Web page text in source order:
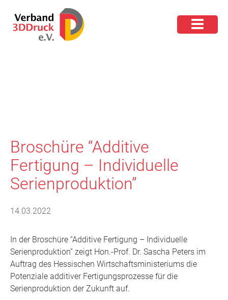
Broschüre “Additive
Fertigung – Individuelle
Serienproduktion”
14.03.2022
In der Broschüre “Additive Fertigung – Individuelle
Serienproduktion” zeigt Hon.-Prof. Dr. Sascha Peters im
Auftrag des Hessischen Wirtschaftsministeriums die
Potenziale additiver Fertigungsprozesse für die
Serienproduktion der Zukunft auf.